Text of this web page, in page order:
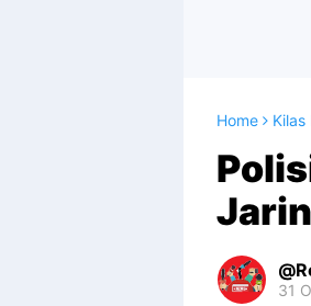
Home Kilas
31